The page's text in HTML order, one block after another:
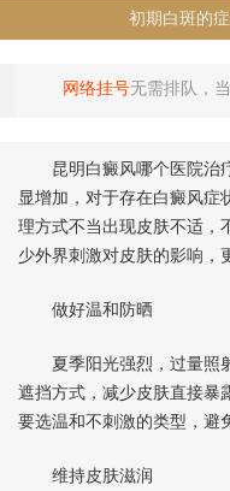
初期白斑的
网络挂号无需排队，
昆明白癜风哪个医院治疗
显增加，对于存在白癜风症
理方式不当出现皮肤不适，
少外界刺激对皮肤的影响，
做好温和防晒
夏季阳光强烈，过量照射
遮挡方式，减少皮肤直接暴
要选温和不刺激的类型，避
维持皮肤滋润